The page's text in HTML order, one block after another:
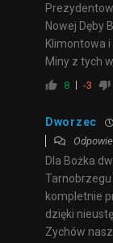
Nowej Dęby
Klimontowa
Miny z tych
8 -3
Dworzec
Dla Bożka
Tarnobrzegu
kompletnie
dzięki
Zychów